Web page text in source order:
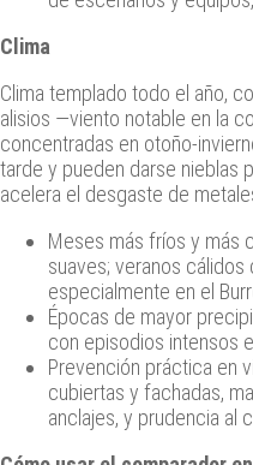
Clima
Clima templado todo el año,
alisios —viento notable en la
concentradas en
tarde y pueden darse nieblas
acelera el desgaste de
Meses más fríos y más
suaves; veranos
especialmente en el
Épocas de mayor
con episodios intensos
Prevención práctica en
cubiertas y fachadas,
anclajes, y prudencia al